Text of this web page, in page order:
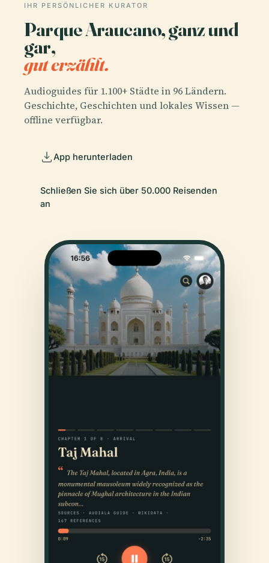
IHR PERSÖNLICHER KURATOR
Parque Araucano, ganz und
gar,
gut erzählt.
Audioguides für 1.100+ Städte in 96 Ländern.
Geschichte, Geschichten und lokales Wissen —
offline verfügbar.
App herunterladen
Schließen Sie sich über 50.000 Reisenden
an